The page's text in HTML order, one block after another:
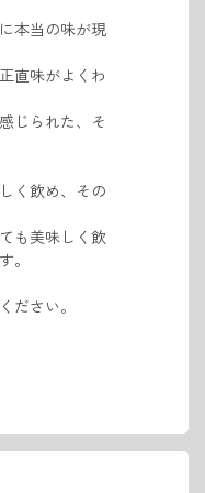
本当の味が現
直味がよくわ
じられた、そ
く飲め、その
も美味しく飲
。
ださい。